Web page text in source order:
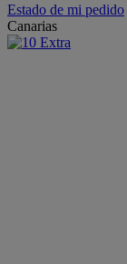
Estado de mi pedido
Canarias